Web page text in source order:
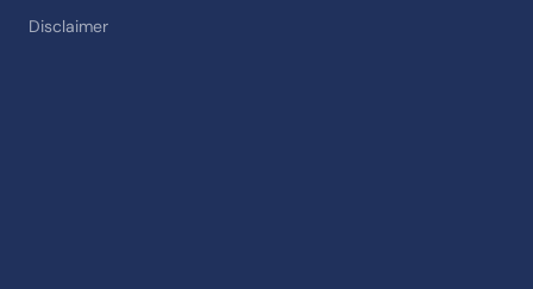
Disclaimer